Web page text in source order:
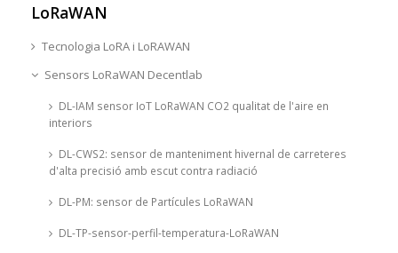
LoRaWAN
Tecnologia LoRA i LoRAWAN
Sensors LoRaWAN Decentlab
DL-IAM sensor IoT LoRaWAN CO2 qualitat de l'aire en
interiors
DL-CWS2: sensor de manteniment hivernal de carreteres
d'alta precisió amb escut contra radiació
DL-PM: sensor de Partícules LoRaWAN
DL-TP-sensor-perfil-temperatura-LoRaWAN